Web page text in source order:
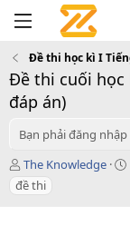
Đề thi học kì I
Đề thi cuối học
đáp án)
Bạn phải đăng
T
á
c
The Knowledge
đề thi